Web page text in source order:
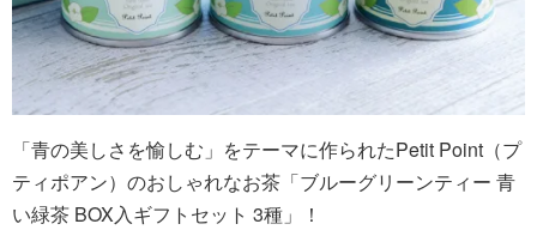
「青の美しさを愉しむ」をテーマに作られたPetit Point（プ
ティポアン）のおしゃれなお茶「ブルーグリーンティー 青
い緑茶 BOX入ギフトセット 3種」！